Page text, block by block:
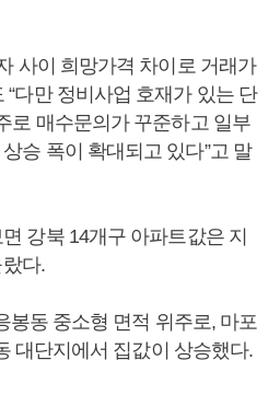
사이 희망가격 차이로 거래가
“다만 정비사업 호재가 있는 단
로 매수문의가 꾸준하고 일부
승 폭이 확대되고 있다”고 말
강북 14개구 아파트값은 지
다.
봉동 중소형 면적 위주로, 마포
대단지에서 집값이 상승했다.